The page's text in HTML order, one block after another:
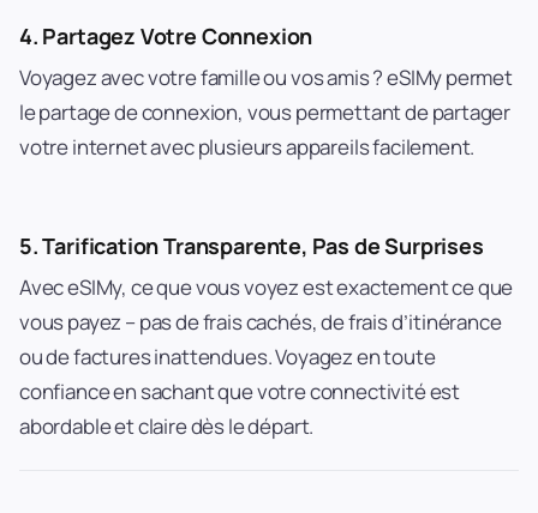
4. Partagez Votre Connexion
Voyagez avec votre famille ou vos amis ? eSIMy permet
le partage de connexion, vous permettant de partager
votre internet avec plusieurs appareils facilement.
5.Tarification Transparente, Pas de Surprises
Avec eSIMy, ce que vous voyez est exactement ce que
vous payez – pas de frais cachés, de frais d’itinérance
ou de factures inattendues. Voyagez en toute
confiance en sachant que votre connectivité est
abordable et claire dès le départ.